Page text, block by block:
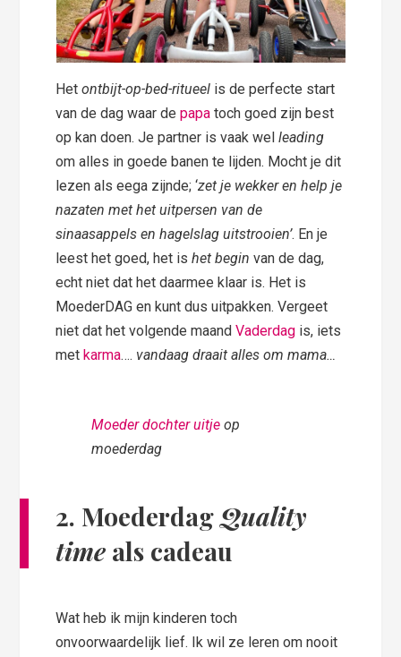
Hetontbijt-op-bed-ritueel is de perfecte start
van de dag waar depapa toch goed zijn best
op kan doen. Je partner is vaak welleading
om alles in goede banen te lijden. Mocht je dit
lezen als eega zijnde; ‘zet je wekker en help je
nazaten met het uitpersen van de
sinaasappels en hagelslag uitstrooien’. En je
leest het goed, het ishet begin van de dag,
echt niet dat het daarmee klaar is. Het is
MoederDAG en kunt dus uitpakken. Vergeet
niet dat het volgende maandVaderdag is, iets
met karma…. vandaag draait alles om mama…
Moeder dochter uitje op
moederdag
2. MoederdagQuality
time als cadeau
Wat heb ik mijn kinderen toch
onvoorwaardelijk lief. Ik wil ze leren om nooit